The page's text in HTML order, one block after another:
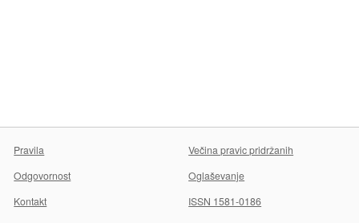
Pravila
Večina pravic pridržanih
Odgovornost
Oglaševanje
Kontakt
ISSN 1581-0186